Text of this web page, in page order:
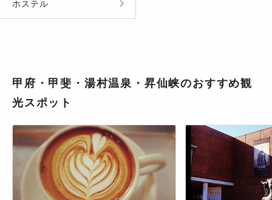
ホステル
甲府・甲斐・湯村温泉・昇仙峡のおすすめ観
光スポット